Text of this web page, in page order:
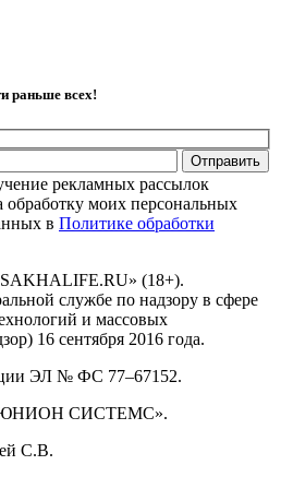
раньше всех!
Отправить
рекламных рассылок
обработку моих персональных
в Политике обработки
(18+).
службе по надзору в сфере
и массовых
16 сентября 2016 года.
ЭЛ № ФС 77–67152.
СИСТЕМС».
С.В.